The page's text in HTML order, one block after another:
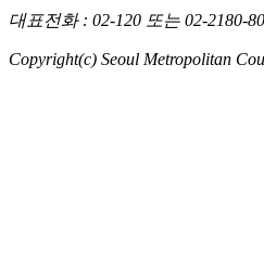
대표전화: 02-120 또는 02-2180-
Copyright(c) Seoul Metropolitan